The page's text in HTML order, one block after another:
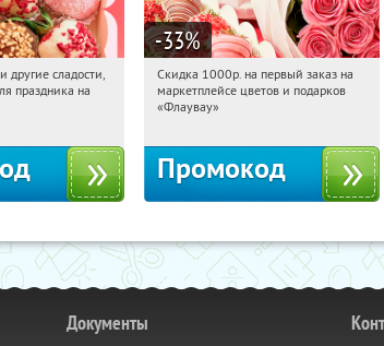
Получили:
другие сладости,
праздника на
-33%
17:18:02 Получили:
Россия
Скидка 1000р. на первый заказ на
маркетплейсе цветов и подарков
«Флаувау»
Промокод
Документы